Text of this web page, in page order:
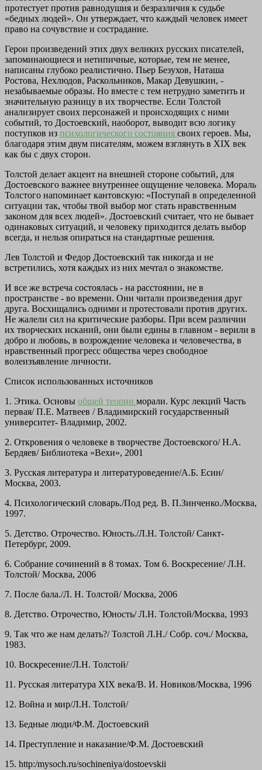
протестует против равнодушия и безразличия к судьбе
«бедных людей». Он утверждает, что каждый человек имеет
право на сочувствие и сострадание.
Герои произведений этих двух великих русских писателей,
запоминающиеся и нетипичные, которые, тем не менее,
написаны глубоко реалистично. Пьер Безухов, Наташа
Ростова, Нехлюдов, Раскольников, Макар Девушкин, -
незабываемые образы. Но вместе с тем нетрудно заметить и
значительную разницу в их творчестве. Если Толстой
анализирует своих персонажей и происходящих с ними
событий, то Достоевский, наоборот, выводит всю логику
поступков из психологического состояния своих героев. Мы,
благодаря этим двум писателям, можем взглянуть в XIX век
как бы с двух сторон.
Толстой делает акцент на внешней стороне событий, для
Достоевского важнее внутреннее ощущение человека. Мораль
Толстого напоминает кантовскую: «Поступай в определенной
ситуации так, чтобы твой выбор мог стать нравственным
законом для всех людей». Достоевский считает, что не бывает
одинаковых ситуаций, и человеку приходится делать выбор
всегда, и нельзя опираться на стандартные решения.
Лев Толстой и Федор Достоевский так никогда и не
встретились, хотя каждых из них мечтал о знакомстве.
И все же встреча состоялась - на расстоянии, не в
пространстве - во времени. Они читали произведения друг
друга. Восхищались одними и протестовали против других.
Не жалели сил на критические разборы. При всем различии
их творческих исканий, они были едины в главном - верили в
добро и любовь, в возрождение человека и человечества, в
нравственный прогресс общества через свободное
волеизъявление личности.
Список использованных источников
1. Этика. Основы общей теории морали. Курс лекций Часть
первая/ П.Е. Матвеев / Владимирский государственный
университет- Владимир, 2002.
2. Откровения о человеке в творчестве Достоевского/ Н.А.
Бердяев/ Библиотека «Вехи», 2001
3. Русская литература и литературоведение/А.Б. Есин/
Москва, 2003.
4. Психологический словарь./Под ред. В. П.Зинченко./Москва,
1997.
5. Детство. Отрочество. Юность./Л.Н. Толстой/ Санкт-
Петербург, 2009.
6. Собрание сочинений в 8 томах. Том 6. Воскресение/ Л.Н.
Толстой/ Москва, 2006
7. После бала./Л. Н. Толстой/ Москва, 2006
8. Детство. Отрочество, Юность/ Л.Н. Толстой/Москва, 1993
9. Так что же нам делать?/ Толстой Л.Н./ Собр. соч./ Москва,
1983.
10. Воскресение/Л.Н. Толстой/
11. Русская литература XIX века/В. И. Новиков/Москва, 1996
12. Война и мир/Л.Н. Толстой/
13. Бедные люди/Ф.М. Достоевский
14. Преступление и наказание/Ф.М. Достоевский
15. http:/mysoch.ru/sochineniya/dostoevskii